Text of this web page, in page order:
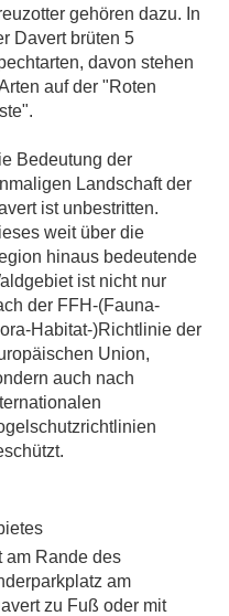
gehören dazu. In
Davert brüten 5
davon stehen
auf der "Roten
Bedeutung der
Landschaft der
ist unbestritten.
weit über die
hinaus bedeutende
ist nicht nur
der FFH-(Fauna-
Habitat-)Richtlinie der
Union,
auch nach
am Rande des
am
zu Fuß oder mit